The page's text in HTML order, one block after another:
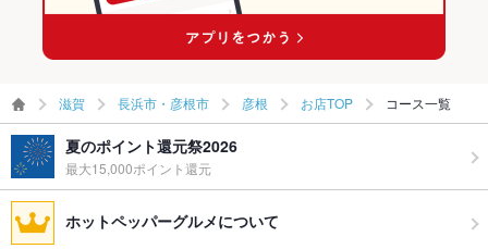
滋賀 長浜市・彦根市 彦根 お店TOP コース一覧
夏のポイント還元祭2026
最大15,000ポイント還元
ホットペッパーグルメについて